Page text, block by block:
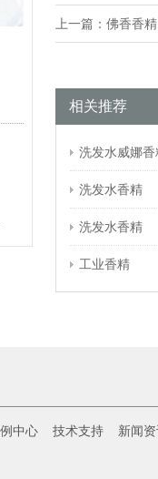
上一篇： 佛香香精
相关推荐
洗发水威娜香
洗发水香精
洗发水香精
工业香精
中心 技术支持 新闻